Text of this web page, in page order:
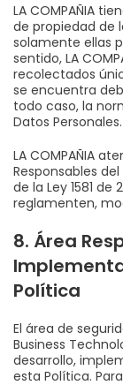
LA COMPAÑIA
de propiedad de
solamente ellas
sentido, LA
recolectados
se encuentra
todo caso, la
Datos Personales.
LA COMPAÑIA
Responsables
de la Ley 1581
reglamenten,
8. Área
Política
El área de
Business
desarrollo,
esta Política.